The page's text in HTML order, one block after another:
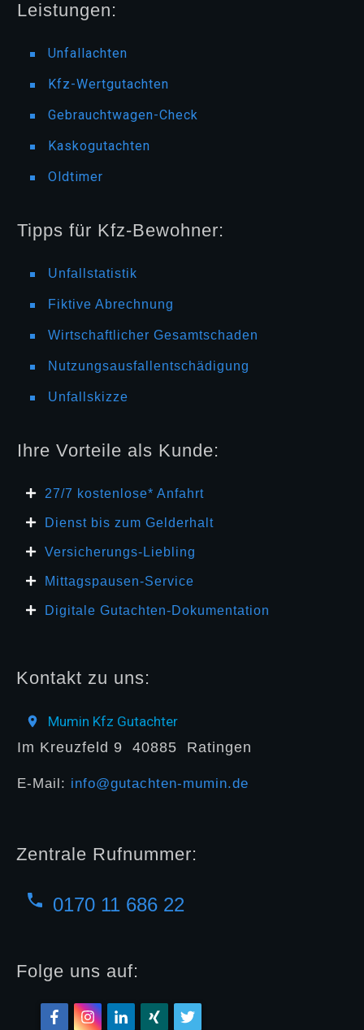
Leistungen:
Unfallachten
Kfz-Wertgutachten
Gebrauchtwagen-Check
Kaskogutachten
Oldtimer
Tipps für Kfz-Bewohner:
Unfallstatistik
Fiktive Abrechnung
Wirtschaftlicher Gesamtschaden
Nutzungsausfallentschädigung
Unfallskizze
Ihre Vorteile als Kunde:
27/7 kosten lose* Anfahrt
Dienst bis zum Gelderhalt
Versicherungs-Liebling
Mittagspausen-Service
Digitale Gutachten-Dokumentation
Kontakt zu uns:
Mumin Kfz Gutachter
Im Kreuzfeld 9 40885 Ratingen
E-Mail: info@gutachten-mumin.de
Zentrale Rufnummer:
0170 11 686 22
Folge uns auf: